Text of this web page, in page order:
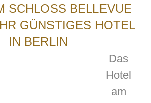
SCHLOSS BELLEVUE
GÜNSTIGES HOTEL
IN BERLIN
Das
Hotel
am